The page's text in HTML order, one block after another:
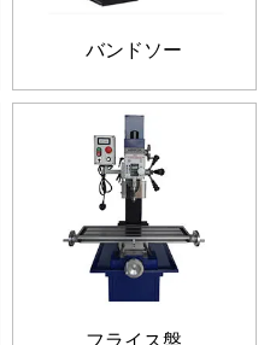
バンドソー
フライス盤